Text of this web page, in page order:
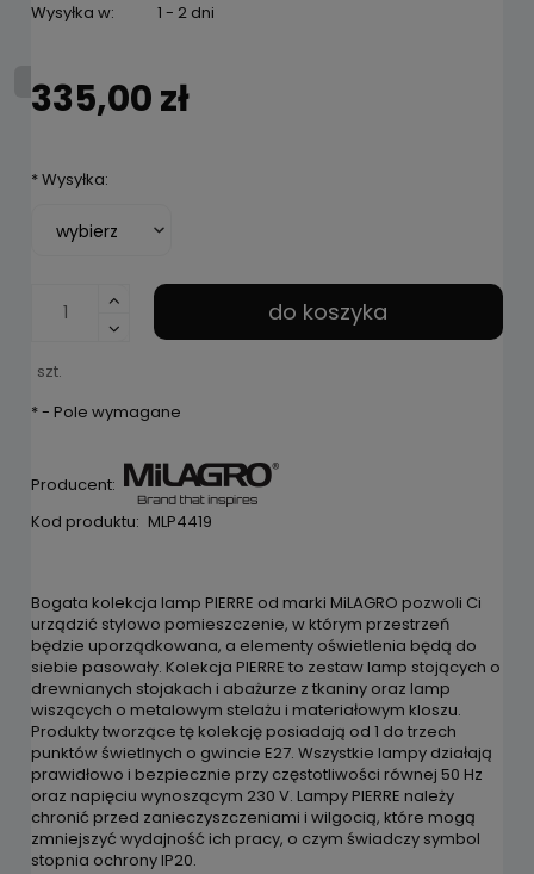
Wysyłka w:
1 - 2 dni
335,00 zł
*Wysyłka:
szt.
do koszyka
*- Pole wymagane
Producent:
Kod produktu: MLP4419
Bogata kolekcja lamp PIERRE od marki MiLAGRO pozwoli Ci
urządzić stylowo pomieszczenie, w którym przestrzeń
będzie uporządkowana, a elementy oświetlenia będą do
siebie pasowały. Kolekcja PIERRE to zestaw lamp stojących o
drewnianych stojakach i abażurze z tkaniny oraz lamp
wiszących o metalowym stelażu i materiałowym kloszu.
Produkty tworzące tę kolekcję posiadają od 1 do trzech
punktów świetlnych o gwincie E27. Wszystkie lampy działają
prawidłowo i bezpiecznie przy częstotliwości równej 50 Hz
oraz napięciu wynoszącym 230 V. Lampy PIERRE należy
chronić przed zanieczyszczeniami i wilgocią, które mogą
zmniejszyć wydajność ich pracy, o czym świadczy symbol
stopnia ochrony IP20.